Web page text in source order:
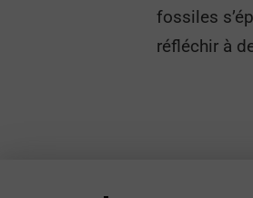
fossiles
réfléchir à